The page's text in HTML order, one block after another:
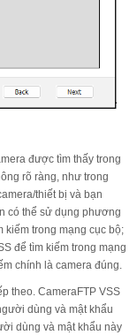
được tìm thấy trong
rõ ràng, như trong
thiết bị và bạn
có thể sử dụng phương
kiếm trong mạng cục bộ;
để tìm kiếm trong mạng
chính là camera đúng.
theo. CameraFTP VSS
dùng và mật khẩu
dùng và mật khẩu này